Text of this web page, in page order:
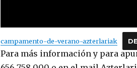
campamento-de-verano-azterlariak
Para más información y para